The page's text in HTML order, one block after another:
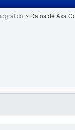
> Datos de Axa